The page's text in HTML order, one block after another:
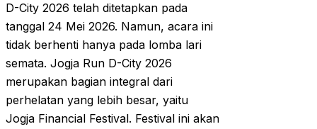
D-City 2026 telah ditetapkan pada
tanggal 24 Mei 2026. Namun, acara ini
tidak berhenti hanya pada lomba lari
semata. Jogja Run D-City 2026
merupakan bagian integral dari
perhelatan yang lebih besar, yaitu
Jogja Financial Festival. Festival ini akan